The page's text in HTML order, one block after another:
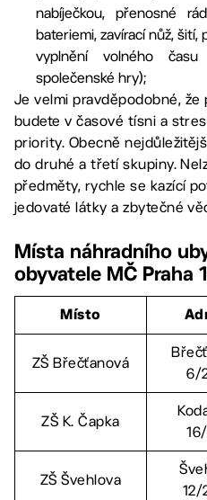
nabíječkou, přenosné
bateriemi, zavírací nůž,
vyplnění volného
společenské hry);
Je velmi pravděpodobné, že
budete v časové tísni a
priority. Obecně
do druhé a třetí skupiny.
předměty, rychle se kazící
jedovaté látky a zbytečné
Místa náhradního
obyvatele MČ Praha
Místo
ZŠ Břečťanová
6/
ZŠ K. Čapka
ZŠ Švehlova
12/